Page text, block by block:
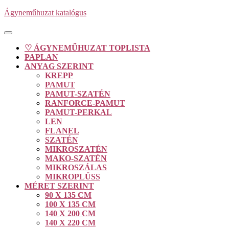
Skip
content
Ágyneműhuzat katalógus
Open
Button♡ ÁGYNEMŰHUZAT TOPLISTA
PAPLAN
ANYAG SZERINT
KREPP
PAMUT
PAMUT-SZATÉN
RANFORCE-PAMUT
PAMUT-PERKAL
LEN
FLANEL
SZATÉN
MIKROSZATÉN
MAKO-SZATÉN
MIKROSZÁLAS
MIKROPLÜSS
MÉRET SZERINT
90 X 135 CM
100 X 135 CM
140 X 200 CM
140 X 220 CM